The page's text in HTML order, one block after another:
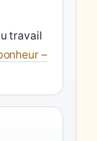
travail
–